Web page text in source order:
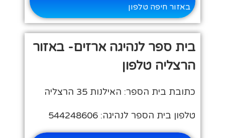
באזור חיפה טלפון
בית ספר לנהיגה ארזים- באזור
הרצליה טלפון
כתובת בית הספר: האילנות 35 הרצליה
טלפון בית הספר לנהיגה: 544248606